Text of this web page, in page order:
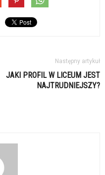
Następny artykuł
JAKI PROFIL W LICEUM JEST
NAJTRUDNIEJSZY?